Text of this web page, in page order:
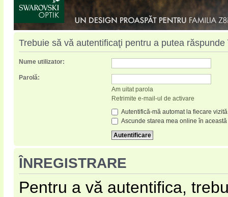
Trebuie să vă autentificaţi pentru a putea
Nume utilizator:
Parolă:
Am uitat parola
Retrimite e-mail-ul de activare
Autentifică-mă automat la fiecare vizită
Ascunde starea mea online în
ÎNREGISTRARE
Pentru a vă autentifica,